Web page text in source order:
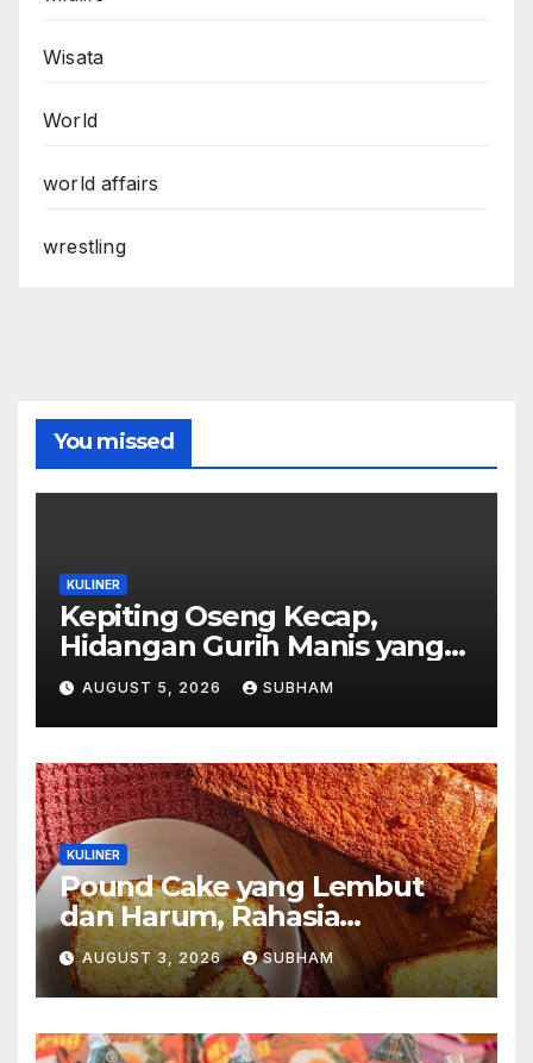
Wisata
World
world affairs
wrestling
You missed
KULINER
Kepiting Oseng Kecap,
Hidangan Gurih Manis yang
Selalu Menggugah Selera di
Setiap Suapan
AUGUST 5, 2026 SUBHAM
KULINER
Pound Cake yang Lembut
dan Harum, Rahasia
Kelezatan Kue Klasik yang
Tak Pernah Kehilangan
Pesona
AUGUST 3, 2026 SUBHAM